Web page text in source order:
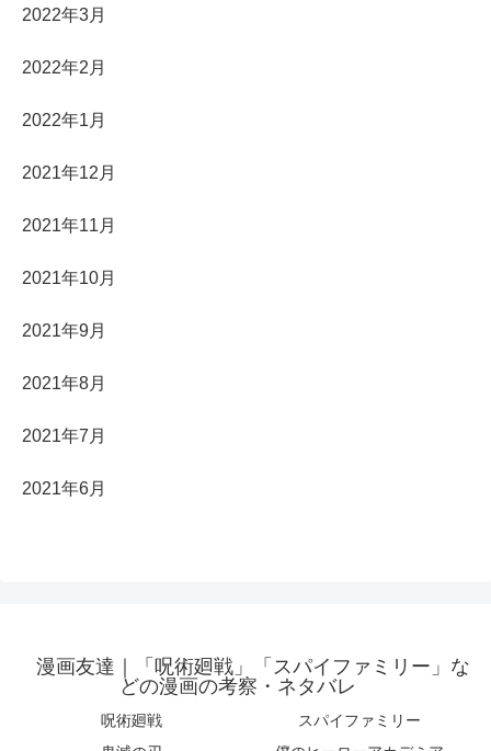
2022年3月
2022年2月
2022年1月
2021年12月
2021年11月
2021年10月
2021年9月
2021年8月
2021年7月
2021年6月
漫画友達｜「呪術廻戦」「スパイファミリー」な
どの漫画の考察・ネタバレ
呪術廻戦
スパイファミリー